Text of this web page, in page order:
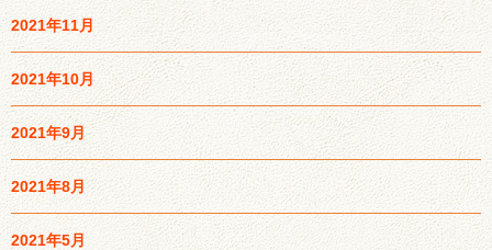
2021年11月
2021年10月
2021年9月
2021年8月
2021年5月